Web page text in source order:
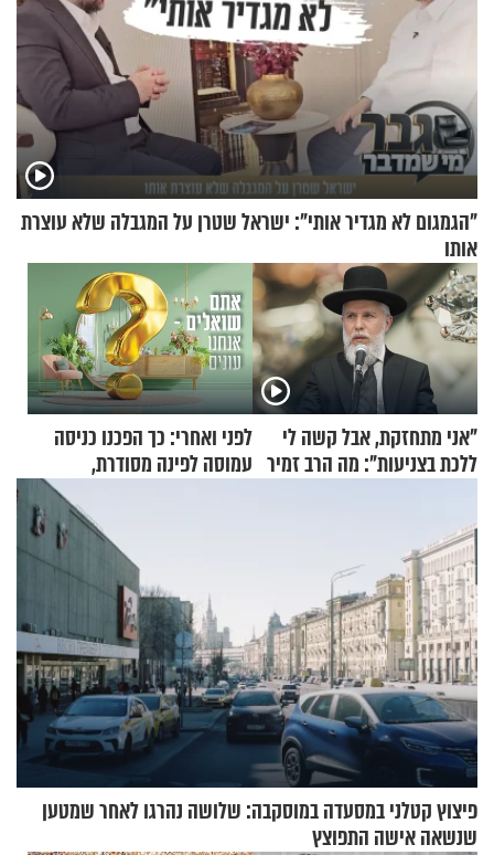
"הגמגום לא מגדיר אותי": ישראל שטרן על המגבלה שלא עוצרת
אותו
"אני מתחזקת, אבל קשה לי
ללכת בצניעות": מה הרב זמיר
לפני ואחרי: כך הפכנו כניסה
עמוסה לפינה מסודרת,
פיצוץ קטלני במסעדה במוסקבה: שלושה נהרגו לאחר שמטען
שנשאה אישה התפוצץ